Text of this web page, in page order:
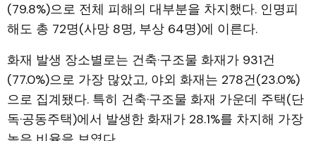
(79.8%)으로 전체 피해의 대부분을 차지했다. 인명피
해도 총 72명(사망 8명, 부상 64명)에 이른다.
화재 발생 장소별로는 건축·구조물 화재가 931건
(77.0%)으로 가장 많았고, 야외 화재는 278건(23.0%)
으로 집계됐다. 특히 건축·구조물 화재 가운데 주택(단
독·공동주택)에서 발생한 화재가 28.1%를 차지해 가장